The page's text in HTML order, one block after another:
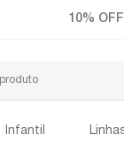
Frete
Infantil